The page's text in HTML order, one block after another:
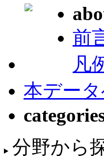
前
凡
本デー
分野から